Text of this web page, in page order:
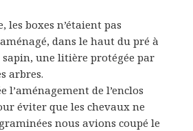
les boxes n’étaient pas
dans le haut du pré à
sapin, une litière protégée par
arbres.
l’aménagement de l’enclos
éviter que les chevaux ne
nous avions coupé le